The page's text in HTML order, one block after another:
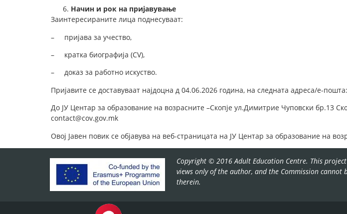
Начин и рок на пријавување
Заинтересираните лица поднесуваат:
– пријава за учество,
– кратка биографија (CV),
– доказ за работно искуство.
Пријавите се доставуваат најдоцна д 04.06.2026 година, на следната адреса/е-пошта:
До ЈУ Центар за образование на возрасните –Скопје ул.Димитрие Чуповски бр.13
contact@cov.gov.mk
Овој Јавен повик се објавува на веб-страницата на ЈУ Центар за образование на
Copyright © 2016 Adult Education Centre. This
views only of the author, and the Commission
therein.